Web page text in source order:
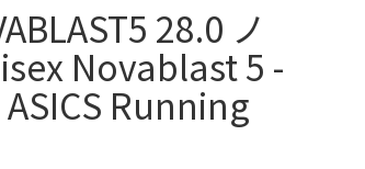
28.0 ノ
Novablast 5 -
Running